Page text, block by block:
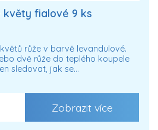
květy fialové 9 ks
růže v barvě levandulové.
dvě růže do teplého koupele
sledovat, jak se…
Zobrazit více